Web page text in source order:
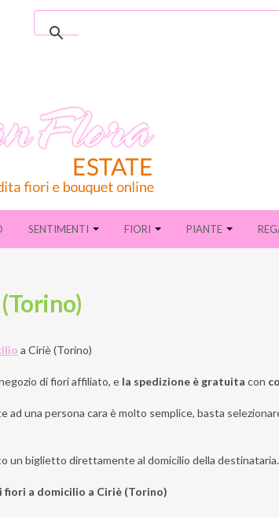
SENTIMENTI FIORI PIANTE
a Ciriè (Torino)
di fiori affiliato, e la spedizione è gratuita con
una persona cara è molto semplice, basta
un biglietto direttamente al domicilio della destinataria.
fiori a domicilio a Ciriè (Torino)